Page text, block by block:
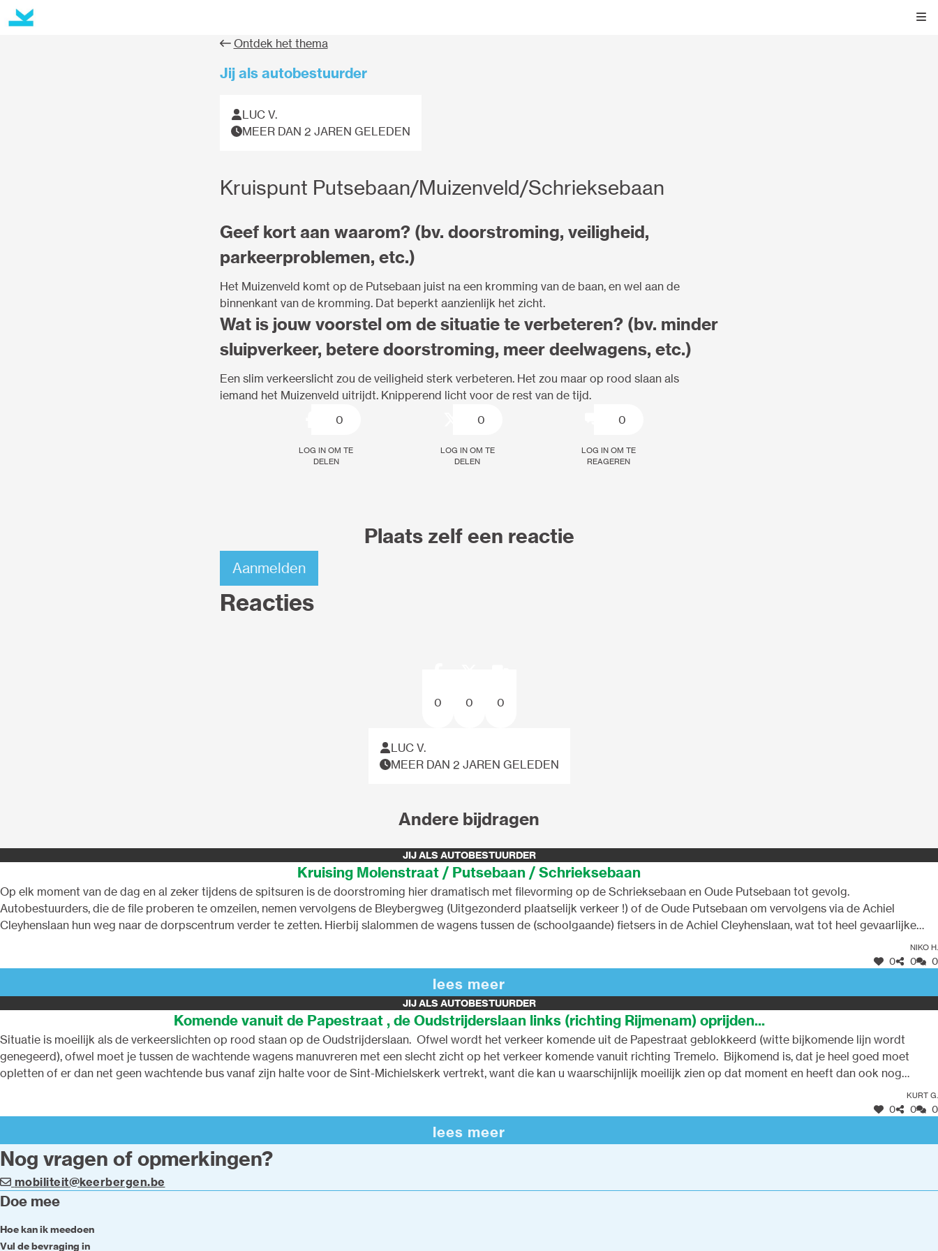
Ontdek het thema
Jij als autobestuurder
LUC V.
MEER DAN 2 JAREN GELEDEN
Kruispunt Putsebaan/Muizenveld/Schrieksebaan
Geef kort aan waarom? (bv. doorstroming, veiligheid,
parkeerproblemen, etc.)
Het Muizenveld komt op de Putsebaan juist na een kromming van de baan, en wel aan de
binnenkant van de kromming. Dat beperkt aanzienlijk het zicht.
Wat is jouw voorstel om de situatie te verbeteren? (bv. minder
sluipverkeer, betere doorstroming, meer deelwagens, etc.)
Een slim verkeerslicht zou de veiligheid sterk verbeteren. Het zou maar op rood slaan als
iemand het Muizenveld uitrijdt. Knipperend licht voor de rest van de tijd.
0
Log in om te
delen
0
Log in om te
delen
0
Log in om te
reageren
Plaats zelf een reactie
Aanmelden
Reacties
0 0 0
LUC V.
MEER DAN 2 JAREN GELEDEN
Andere bijdragen
JIJ ALS AUTOBESTUURDER
Kruising Molenstraat / Putsebaan / Schrieksebaan
Op elk moment van de dag en al zeker tijdens de spitsuren is de doorstroming hier dramatisch met filevorming op de Schrieksebaan en Oude Putsebaan tot gevolg.
Autobestuurders, die de file proberen te omzeilen, nemen vervolgens de Bleybergweg (Uitgezonderd plaatselijk verkeer !) of de Oude Putsebaan om vervolgens via de Achiel
Cleyhenslaan hun weg naar de dorpscentrum verder te zetten. Hierbij slalommen de wagens tussen de (schoolgaande) fietsers in de Achiel Cleyhenslaan, wat tot heel gevaarlijke
situaties leidt. Probeer ook maar een 's morgens vanuit de Molenstraat (komende van de Molen) in te voegen op dit kruispunt. Je moet echt wel hopen op een begripvolle bestuurder
Niko H.
0 0 0
lees meer
JIJ ALS AUTOBESTUURDER
Komende vanuit de Papestraat , de Oudstrijderslaan links (richting Rijmenam) oprijden...
Situatie is moeilijk als de verkeerslichten op rood staan op de Oudstrijderslaan. Ofwel wordt het verkeer komende uit de Papestraat geblokkeerd (witte bijkomende lijn wordt
genegeerd), ofwel moet je tussen de wachtende wagens manuvreren met een slecht zicht op het verkeer komende vanuit richting Tremelo. Bijkomend is, dat je heel goed moet
opletten of er dan net geen wachtende bus vanaf zijn halte voor de Sint-Michielskerk vertrekt, want die kan u waarschijnlijk moeilijk zien op dat moment en heeft dan ook nog
Kurt G.
0 0 0
lees meer
Nog vragen of opmerkingen?
mobiliteit@keerbergen.be
Doe mee
Hoe kan ik meedoen
Vul de bevraging in